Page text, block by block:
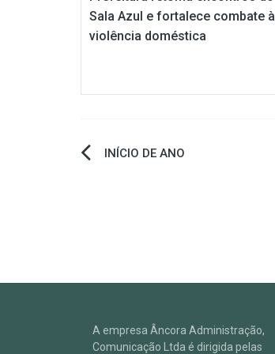
Sala Azul e fortalece combate à
violência doméstica
Navegação
INÍCIO DE ANO
A empresa Âncora Administração,
Comunicação Ltda é dirigida pelas